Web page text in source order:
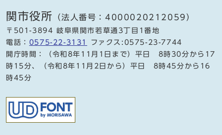
関市役所 （法人番号：4000020212059）
〒501-3894 岐阜県関市若草通3丁目1番地
電話： 0575-22-3131
ファクス:0575-23-7744
開庁時間：（令和8年11月1日まで）平日 8時30分から17
時15分、（令和8年11月2日から）平日 8時45分から16
時45分